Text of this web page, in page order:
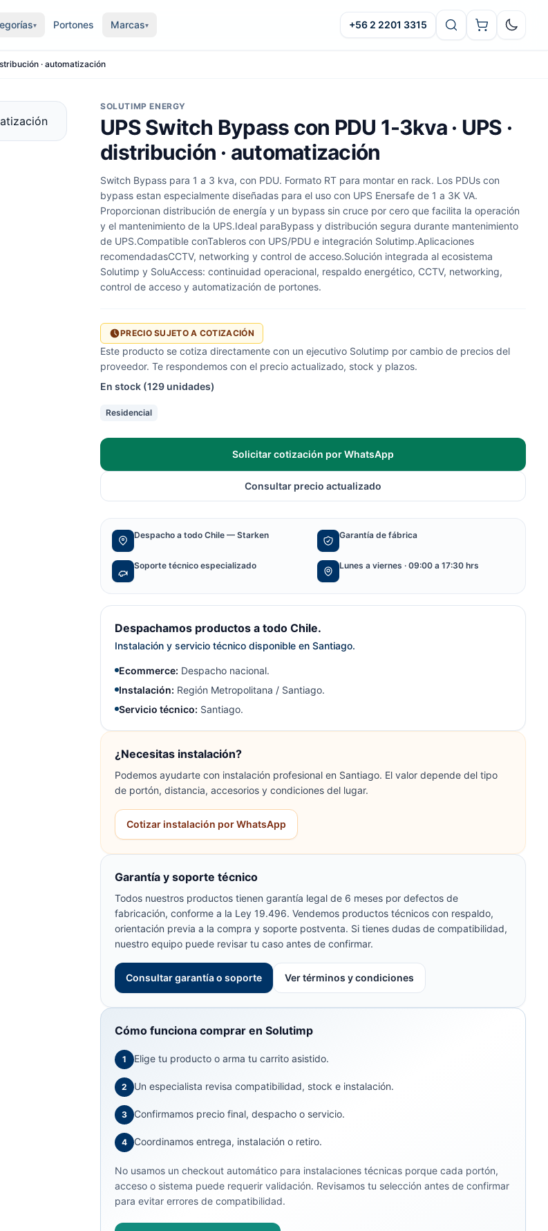
▾ Portones Marcas▾ +56 2 2201 3315 Oscuro
3kva · UPS · distribución · automatización
SOLUTIMP ENERGY
UPS Switch Bypass con PDU 1-3kva · UPS ·
distribución · automatización
Switch Bypass para 1 a 3 kva, con PDU. Formato RT para montar en rack. Los PDUs con
bypass estan especialmente diseñadas para el uso con UPS Enersafe de 1 a 3K VA.
Proporcionan distribución de energía y un bypass sin cruce por cero que facilita la operación
y el mantenimiento de la UPS.Ideal paraBypass y distribución segura durante mantenimiento
de UPS.Compatible conTableros con UPS/PDU e integración Solutimp.Aplicaciones
recomendadasCCTV, networking y control de acceso.Solución integrada al ecosistema
Solutimp y SoluAccess: continuidad operacional, respaldo energético, CCTV, networking,
control de acceso y automatización de portones.
PRECIO SUJETO A COTIZACIÓN
Este producto se cotiza directamente con un ejecutivo Solutimp por cambio de precios del
proveedor. Te respondemos con el precio actualizado, stock y plazos.
En stock (129 unidades)
Residencial
Solicitar cotización por WhatsApp
Consultar precio actualizado
Despacho a todo Chile — Starken Garantía de fábrica
Soporte técnico especializado Lunes a viernes · 09:00 a 17:30 hrs
Despachamos productos a todo Chile.
Instalación y servicio técnico disponible en Santiago.
Ecommerce: Despacho nacional.
Instalación: Región Metropolitana / Santiago.
Servicio técnico: Santiago.
¿Necesitas instalación?
Podemos ayudarte con instalación profesional en Santiago. El valor depende del tipo
de portón, distancia, accesorios y condiciones del lugar.
Cotizar instalación por WhatsApp
Garantía y soporte técnico
Todos nuestros productos tienen garantía legal de 6 meses por defectos de
fabricación, conforme a la Ley 19.496. Vendemos productos técnicos con respaldo,
orientación previa a la compra y soporte postventa. Si tienes dudas de compatibilidad,
nuestro equipo puede revisar tu caso antes de confirmar.
Consultar garantía o soporte Ver términos y condiciones
Cómo funciona comprar en Solutimp
1 Elige tu producto o arma tu carrito asistido.
2 Un especialista revisa compatibilidad, stock e instalación.
3 Confirmamos precio final, despacho o servicio.
4 Coordinamos entrega, instalación o retiro.
No usamos un checkout automático para instalaciones técnicas porque cada portón,
acceso o sistema puede requerir validación. Revisamos tu selección antes de confirmar
para evitar errores de compatibilidad.